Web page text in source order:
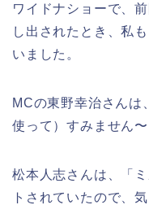
ワイドナショーで、
し出されたとき、私
いました。
MCの東野幸治さんは
使って）すみません
松本人志さんは、「
トされていたので、